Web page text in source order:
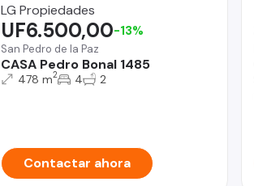
LG Propiedades
San Pedro de la Paz
CASA Pedro Bonal 1485
UF6.500,00-13%
478 m2 4 2
Contactar ahora